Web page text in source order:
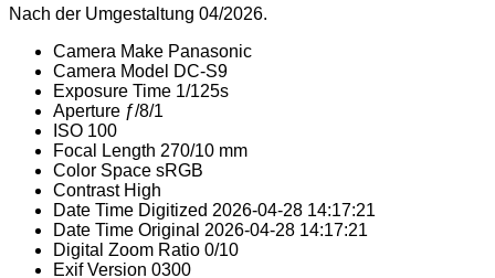
Nach der Umgestaltung 04/2026.
Camera Make Panasonic
Camera Model DC-S9
Exposure Time 1/125s
Aperture ƒ/8/1
ISO 100
Focal Length 270/10 mm
Color Space sRGB
Contrast High
Date Time Digitized 2026-04-28 14:17:21
Date Time Original 2026-04-28 14:17:21
Digital Zoom Ratio 0/10
Exif Version 0300